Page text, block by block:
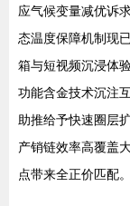
应气候变量减优诉
态温度保障机制现
箱与短视频沉浸体
功能含金技术沉注
助推给予快速圈层
产销链效率高覆盖
点带来全正价匹配